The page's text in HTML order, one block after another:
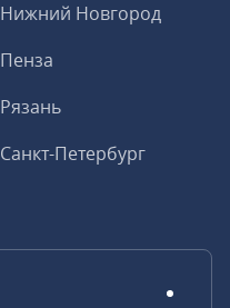
Нижний Новгород
Пенза
Рязань
Санкт-Петербург